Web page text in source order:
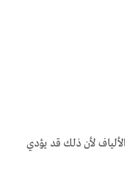
لأن ذلك قد يؤدي